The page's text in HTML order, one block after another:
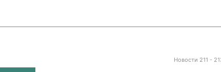
Новости 211 -